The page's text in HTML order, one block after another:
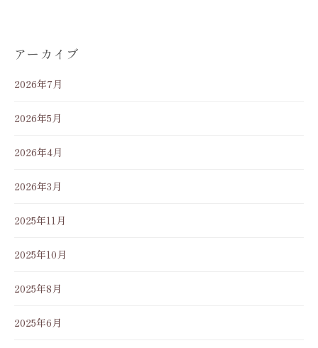
アーカイブ
2026年7月
2026年5月
2026年4月
2026年3月
2025年11月
2025年10月
2025年8月
2025年6月